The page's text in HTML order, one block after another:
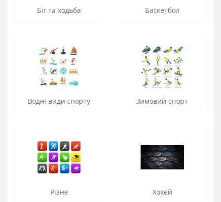
Біг та ходьба Баскетбол
Водні види спорту Зимовий спорт
Різне Хокей